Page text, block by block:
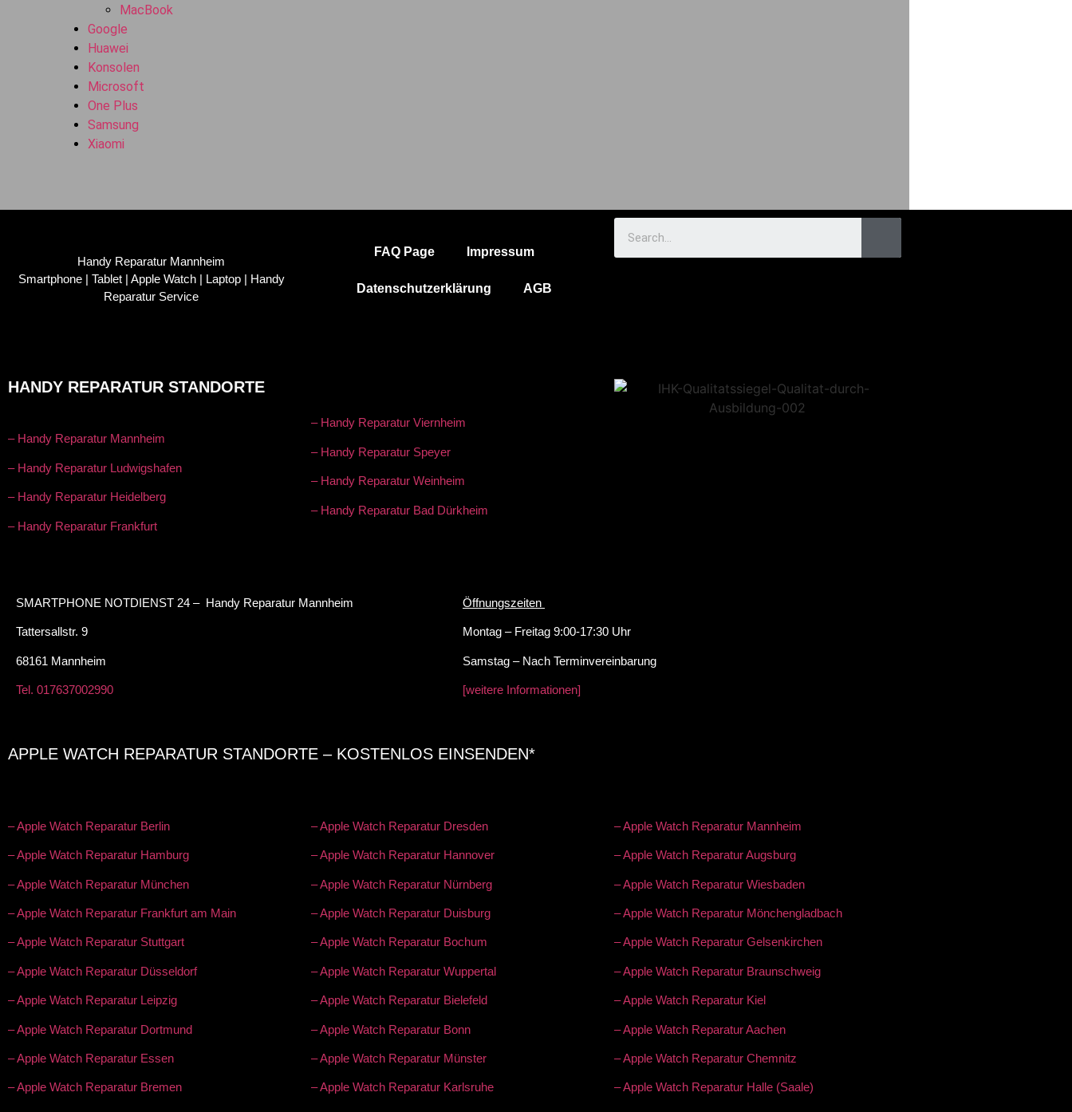
MacBook
Google
Huawei
Konsolen
Microsoft
One Plus
Samsung
Xiaomi
Handy Reparatur Mannheim
Smartphone | Tablet | Apple Watch | Laptop | Handy
Reparatur Service
FAQ Page Impressum
Datenschutzerklärung AGB
HANDY REPARATUR STANDORTE
– Handy Reparatur Mannheim
– Handy Reparatur Ludwigshafen
– Handy Reparatur Heidelberg
– Handy Reparatur Frankfurt
– Handy Reparatur Viernheim
– Handy Reparatur Speyer
– Handy Reparatur Weinheim
– Handy Reparatur Bad Dürkheim
SMARTPHONE NOTDIENST 24 – Handy Reparatur Mannheim
Tattersallstr. 9
68161 Mannheim
Tel. 017637002990
Öffnungszeiten
Montag – Freitag 9:00-17:30 Uhr
Samstag – Nach Terminvereinbarung
[weitere Informationen]
APPLE WATCH REPARATUR STANDORTE – KOSTENLOS EINSENDEN*
– Apple Watch Reparatur Berlin
– Apple Watch Reparatur Hamburg
– Apple Watch Reparatur München
– Apple Watch Reparatur Frankfurt am Main
– Apple Watch Reparatur Stuttgart
– Apple Watch Reparatur Düsseldorf
– Apple Watch Reparatur Leipzig
– Apple Watch Reparatur Dortmund
– Apple Watch Reparatur Essen
– Apple Watch Reparatur Bremen
– Apple Watch Reparatur Dresden
– Apple Watch Reparatur Hannover
– Apple Watch Reparatur Nürnberg
– Apple Watch Reparatur Duisburg
– Apple Watch Reparatur Bochum
– Apple Watch Reparatur Wuppertal
– Apple Watch Reparatur Bielefeld
– Apple Watch Reparatur Bonn
– Apple Watch Reparatur Münster
– Apple Watch Reparatur Karlsruhe
– Apple Watch Reparatur Mannheim
– Apple Watch Reparatur Augsburg
– Apple Watch Reparatur Wiesbaden
– Apple Watch Reparatur Mönchengladbach
– Apple Watch Reparatur Gelsenkirchen
– Apple Watch Reparatur Braunschweig
– Apple Watch Reparatur Kiel
– Apple Watch Reparatur Aachen
– Apple Watch Reparatur Chemnitz
– Apple Watch Reparatur Halle (Saale)